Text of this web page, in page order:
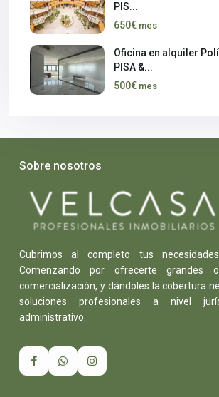
PIS...
650€ mes
Oficina en alquiler
PISA &...
500€ mes
Sobre nosotros
Cubrimos al completo tus
Comenzando por ofrecerte grandes
comercialización, y dándoles la cobertura
soluciones profesionales a nivel
administrativo.